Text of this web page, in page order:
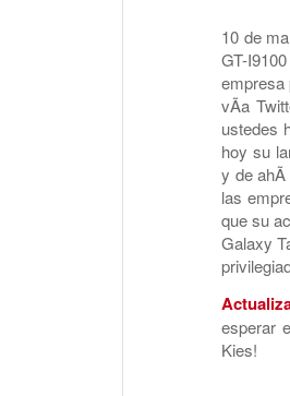
10 de
GT-
empresa
vÃ­a
ustedes
hoy su
y de ahÃ­
las
que su
Galaxy
esperar
Kies!